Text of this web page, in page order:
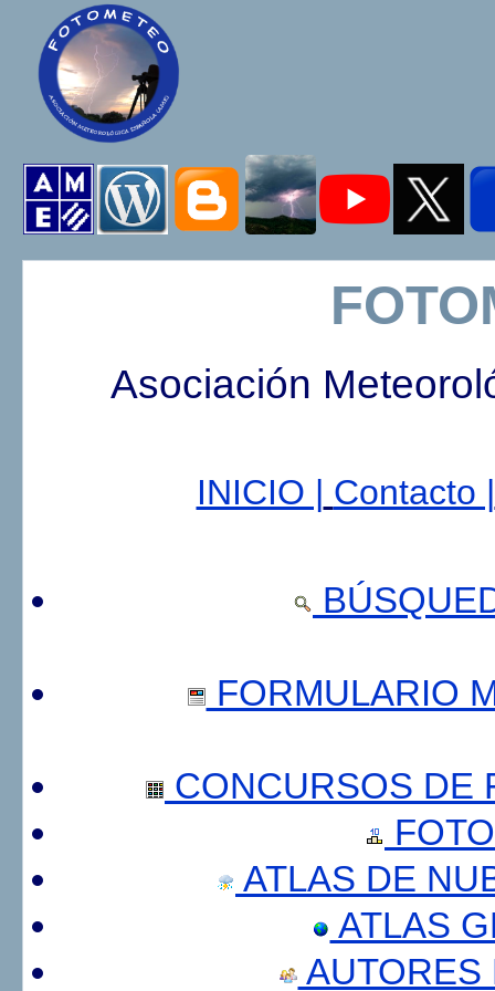
Asociación
INICIO | Contacto |
FORMULARIO
CONCURSOS DE
ATLAS DE
ATLAS
AUTORES